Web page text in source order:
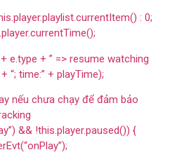
: 0;
e.type + ” => resume watching
“; time:” + playTime);
nếu chưa chạy để đảm bảo
&& !this.player.paused()) {